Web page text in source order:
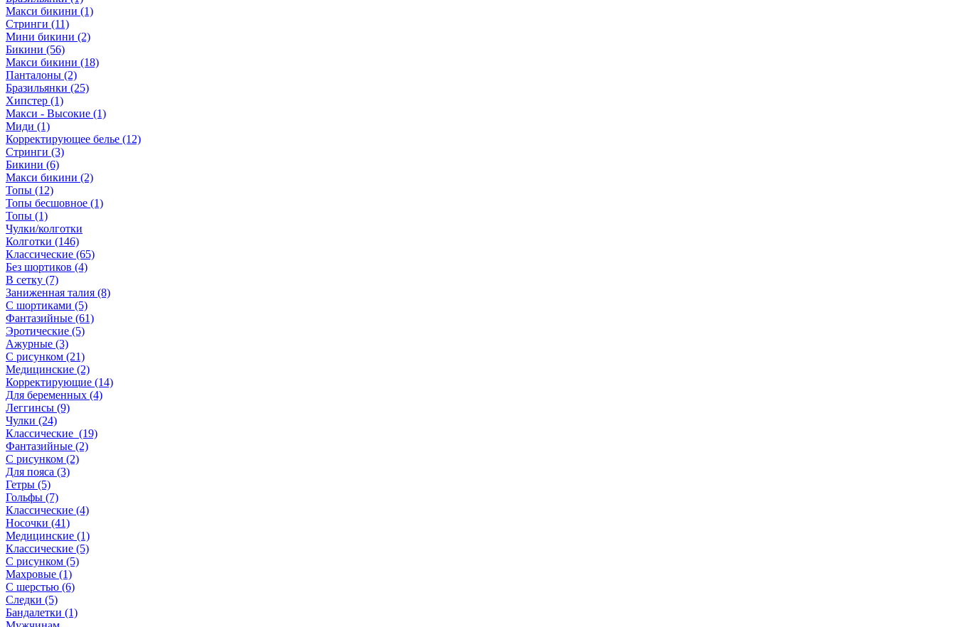
Макси бикини (1)
Стринги (11)
Мини бикини (2)
Бикини (56)
Макси бикини (18)
Панталоны (2)
Бразильянки (25)
Хипстер (1)
Макси - Высокие (1)
Миди (1)
Корректирующее белье (12)
Стринги (3)
Бикини (6)
Макси бикини (2)
Топы (12)
Топы бесшовное (1)
Топы (1)
Чулки/колготки
Колготки (146)
Классические (65)
Без шортиков (4)
В сетку (7)
Заниженная талия (8)
C шортиками (5)
Фантазийные (61)
Эротические (5)
Ажурные (3)
С рисунком (21)
Медицинские (2)
Корректирующие (14)
Для беременных (4)
Леггинсы (9)
Чулки (24)
Классические (19)
Фантазийные (2)
С рисунком (2)
Для пояса (3)
Гетры (5)
Гольфы (7)
Классические (4)
Носочки (41)
Медицинские (1)
Классические (5)
С рисунком (5)
Махровые (1)
С шерстью (6)
Следки (5)
Бандалетки (1)